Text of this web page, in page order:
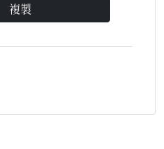
複製